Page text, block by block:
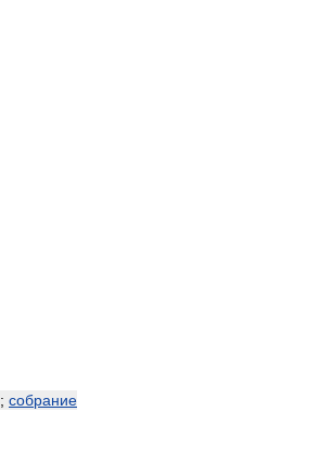
; собрание